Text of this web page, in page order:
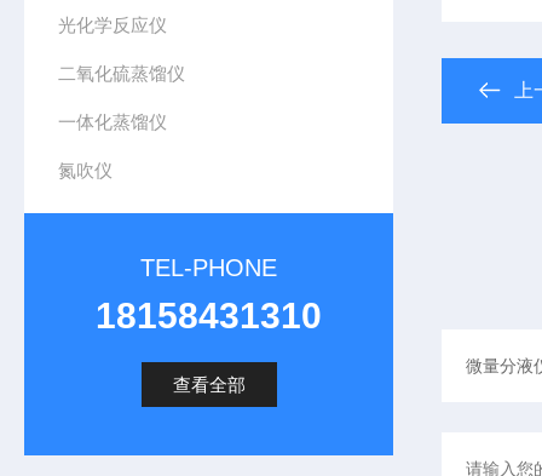
光化学反应仪
二氧化硫蒸馏仪
一体化蒸馏仪
氮吹仪
TEL-PHONE
18158431310
查看全部